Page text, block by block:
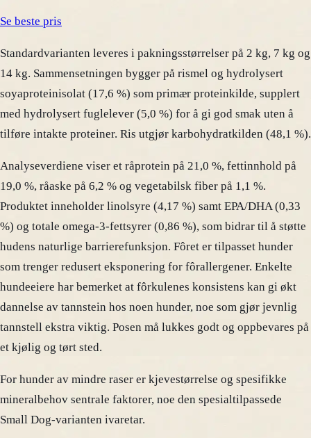
Se beste pris
Standardvarianten leveres i pakningsstørrelser på 2 kg, 7 kg og
14 kg. Sammensetningen bygger på rismel og hydrolysert
soyaproteinisolat (17,6 %) som primær proteinkilde, supplert
med hydrolysert fuglelever (5,0 %) for å gi god smak uten å
tilføre intakte proteiner. Ris utgjør karbohydratkilden (48,1 %).
Analyseverdiene viser et råprotein på 21,0 %, fettinnhold på
19,0 %, råaske på 6,2 % og vegetabilsk fiber på 1,1 %.
Produktet inneholder linolsyre (4,17 %) samt EPA/DHA (0,33
%) og totale omega-3-fettsyrer (0,86 %), som bidrar til å støtte
hudens naturlige barrierefunksjon. Fôret er tilpasset hunder
som trenger redusert eksponering for fôrallergener. Enkelte
hundeeiere har bemerket at fôrkulenes konsistens kan gi økt
dannelse av tannstein hos noen hunder, noe som gjør jevnlig
tannstell ekstra viktig. Posen må lukkes godt og oppbevares på
et kjølig og tørt sted.
For hunder av mindre raser er kjevestørrelse og spesifikke
mineralbehov sentrale faktorer, noe den spesialtilpassede
Small Dog-varianten ivaretar.